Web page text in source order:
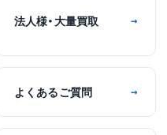
法人様・大量買取 →
よくあるご質問 →